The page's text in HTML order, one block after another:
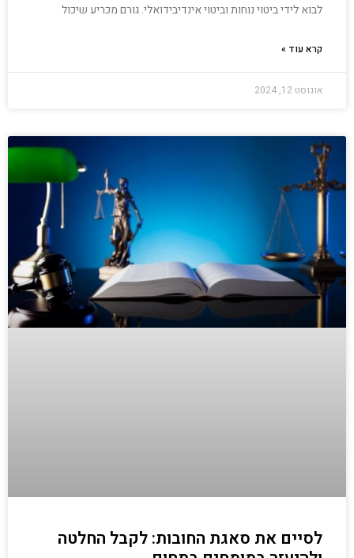
לבוא לידי ביטוי נוחות וביטוי אינדיבידואלי. גורם מכריע שיכול
קרא עוד »
אוגוסט 12, 2024
לסיים את סאגת החובות: לקבל החלטה